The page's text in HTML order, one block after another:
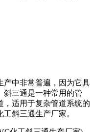
产中非常普遍，因为它具
斜三通是一种常用的管
，适用于复杂管道系统的
斜三通生产厂家。